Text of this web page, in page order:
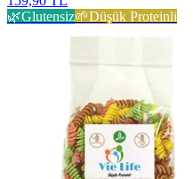
🌿Glutensiz🌱Düşük Proteinli